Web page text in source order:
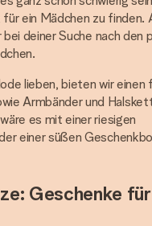
ein Mädchen zu finden.
deiner Suche nach den
lieben, bieten wir
Armbänder und
es mit einer riesigen
einer süßen
Geschenke